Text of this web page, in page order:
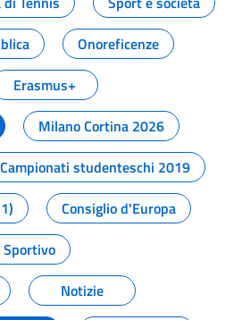
Onoreficenze
Erasmus+
Milano Cortina 2026
Campionati studenteschi 2019
Consiglio d'Europa
Notizie